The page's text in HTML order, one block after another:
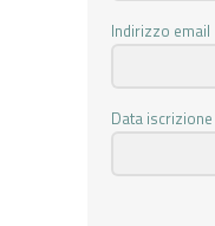
Indirizzo email
Data iscrizione